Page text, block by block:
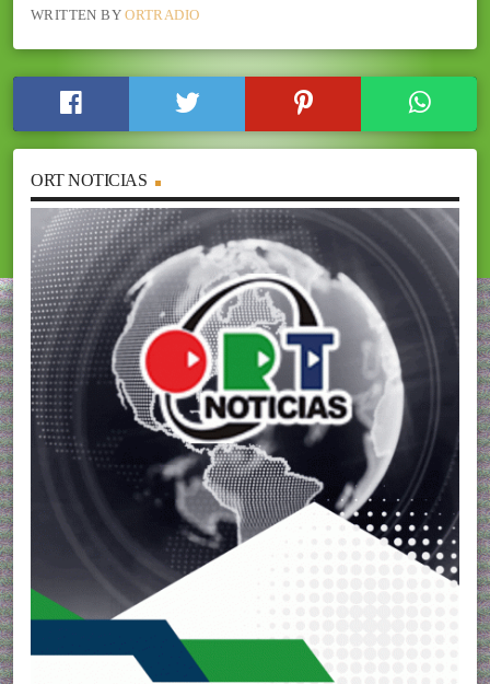
WRITTEN BYORTRADIO
ORT NOTICIAS